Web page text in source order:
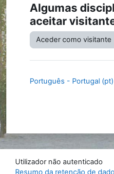
Algumas
aceitar
Aceder como visitante
Português - Portugal ‎(pt)‎
Utilizador não autenticado
Resumo da retenção de